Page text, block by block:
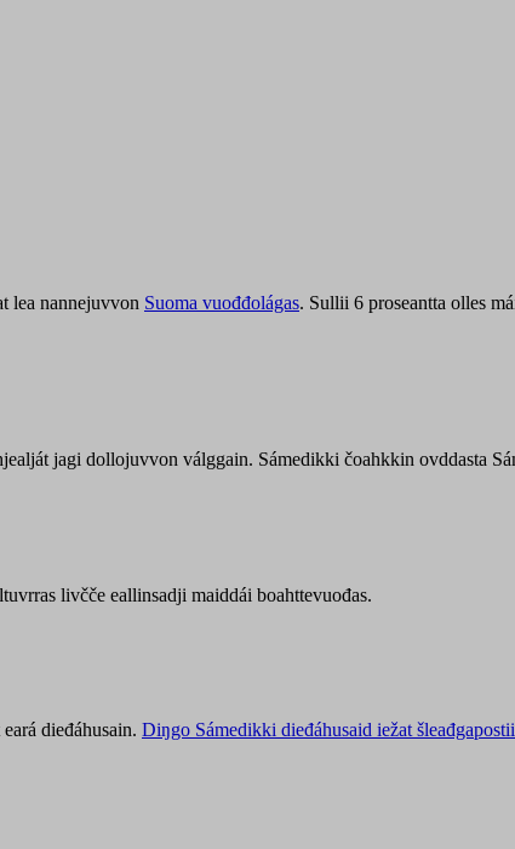
lea nannejuvvon Suoma vuođđolágas. Sullii 6 proseantta olles
jagi dollojuvvon válggain. Sámedikki čoahkkin ovddasta
livčče eallinsadji maiddái boahttevuođas.
dieđáhusain. Diŋgo Sámedikki dieđáhusaid iežat šleađgapostii